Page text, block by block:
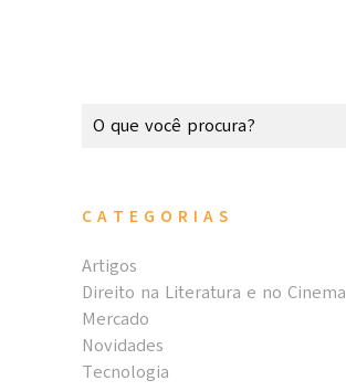
CATEGORIAS
Artigos
Direito na Literatura e no Cinema
Mercado
Novidades
Tecnologia